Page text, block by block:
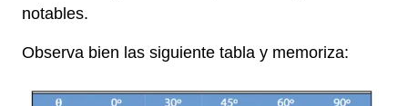
notables.
Observa bien las siguiente tabla y memoriza: